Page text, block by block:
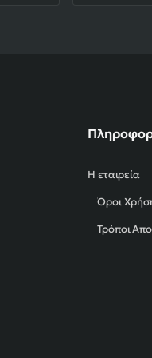
Η εταιρεία
Όροι
Τρόποι